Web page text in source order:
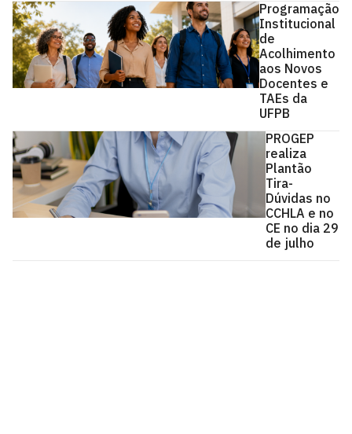
Programação
Institucional
de
Acolhimento
aos Novos
Docentes e
TAEs da
UFPB
PROGEP
realiza
Plantão
Tira-
Dúvidas no
CCHLA e no
CE no dia 29
de julho